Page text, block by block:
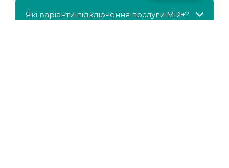
Які варіанти підключення послуги Мій+?